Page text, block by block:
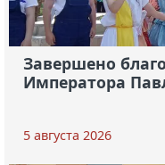
Завершено
Императора
5 августа 2026